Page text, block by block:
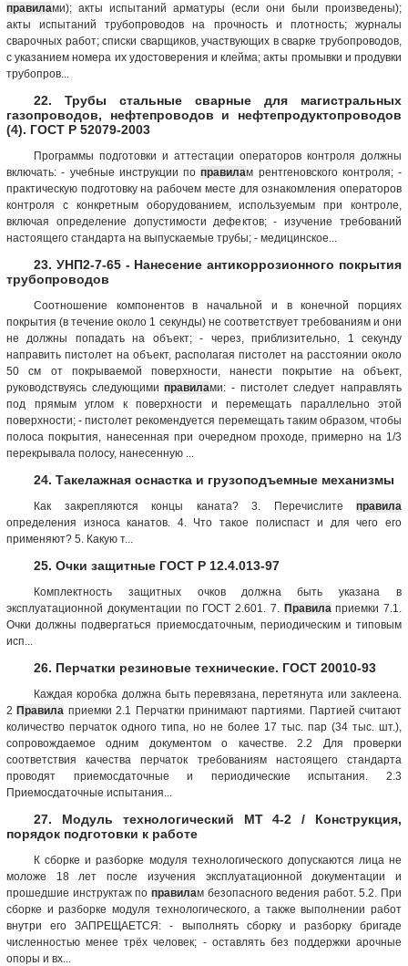
правилами); акты испытаний арматуры (если они были произведены);
акты испытаний трубопроводов на прочность и плотность; журналы
сварочных работ; списки сварщиков, участвующих в сварке трубопроводов,
с указанием номера их удостоверения и клейма; акты промывки и продувки
трубопров...
22. Трубы стальные сварные для магистральных
газопроводов, нефтепроводов и нефтепродуктопроводов
(4). ГОСТ Р 52079-2003
Программы подготовки и аттестации операторов контроля должны
включать: - учебные инструкции поправилам рентгеновского контроля; -
практическую подготовку на рабочем месте для ознакомления операторов
контроля с конкретным оборудованием, используемым при контроле,
включая определение допустимости дефектов; - изучение требований
настоящего стандарта на выпускаемые трубы; - медицинское...
23. УНП2-7-65 - Нанесение антикоррозионного покрытия
трубопроводов
Соотношение компонентов в начальной и в конечной порциях
покрытия (в течение около 1 секунды) не соответствует требованиям и они
не должны попадать на объект; - через, приблизительно, 1 секунду
направить пистолет на объект, располагая пистолет на расстоянии около
50 см от покрываемой поверхности, нанести покрытие на объект,
руководствуясь следующимиправилами: - пистолет следует направлять
под прямым углом к поверхности и перемещать параллельно этой
поверхности; - пистолет рекомендуется перемещать таким образом, чтобы
полоса покрытия, нанесенная при очередном проходе, примерно на 1/3
перекрывала полосу, нанесенную ...
24. Такелажная оснастка и грузоподъемные механизмы
Как закрепляются концы каната? 3. Перечислите правила
определения износа канатов. 4. Что такое полиспаст и для чего его
применяют? 5. Какую т...
25. Очки защитные ГОСТ Р 12.4.013-97
Комплектность защитных очков должна быть указана в
эксплуатационной документации по ГОСТ 2.601. 7. Правила приемки 7.1.
Очки должны подвергаться приемосдаточным, периодическим и типовым
исп...
26. Перчатки резиновые технические. ГОСТ 20010-93
Каждая коробка должна быть перевязана, перетянута или заклеена.
2Правила приемки 2.1 Перчатки принимают партиями. Партией считают
количество перчаток одного типа, но не более 17 тыс. пар (34 тыс. шт.),
сопровождаемое одним документом о качестве. 2.2 Для проверки
соответствия качества перчаток требованиям настоящего стандарта
проводят приемосдаточные и периодические испытания. 2.3
Приемосдаточные испытания...
27. Модуль технологический МТ 4-2 / Конструкция,
порядок подготовки к работе
К сборке и разборке модуля технологического допускаются лица не
моложе 18 лет после изучения эксплуатационной документации и
прошедшие инструктаж по правилам безопасного ведения работ. 5.2. При
сборке и разборке модуля технологического, а также выполнении работ
внутри его ЗАПРЕЩАЕТСЯ: - выполнять сборку и разборку бригаде
численностью менее трёх человек; - оставлять без поддержки арочные
опоры и вх...